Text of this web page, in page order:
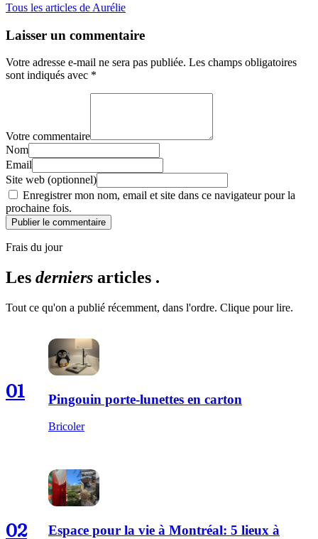
Tous les articles de Aurélie
Laisser un commentaire
Votre adresse e-mail ne sera pas publiée. Les champs obligatoires
sont indiqués avec *
Votre commentaire
Nom
Email
Site web (optionnel)
Enregistrer mon nom, email et site dans ce navigateur pour la
prochaine fois.
Publier le commentaire
Frais du jour
Les derniers articles .
Tout ce qu'on a publié récemment, dans l'ordre. Clique pour lire.
01 Pingouin porte-lunettes en carton
Bricoler
02
Espace pour la vie à Montréal: 5 lieux à